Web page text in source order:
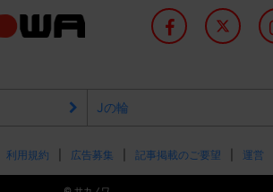
Jの輪
利用規約 広告募集 記事掲載のご要望 運営